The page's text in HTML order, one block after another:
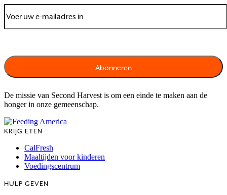
De missie van Second Harvest is om een einde te maken aan de
honger in onze gemeenschap.
KRIJG ETEN
CalFresh
Maaltijden voor kinderen
Voedingscentrum
HULP GEVEN